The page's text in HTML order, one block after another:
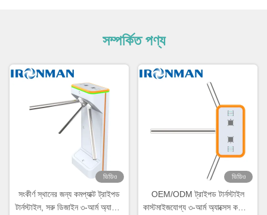
সম্পর্কিত পণ্য
ভিডিও
সংকীর্ণ স্থানের জন্য কমপ্যাক্ট ট্রাইপড
টার্নস্টাইল, সরু ডিজাইন ৩-আর্ম অ্যাক্সেস
ভিডিও
OEM/ODM ট্রাইপড টার্নস্টাইল
কাস্টমাইজযোগ্য ৩-আর্ম অ্যাক্সেস কন্ট্রোল